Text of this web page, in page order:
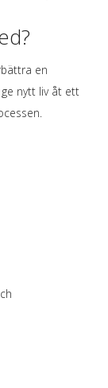
en
nytt liv åt ett